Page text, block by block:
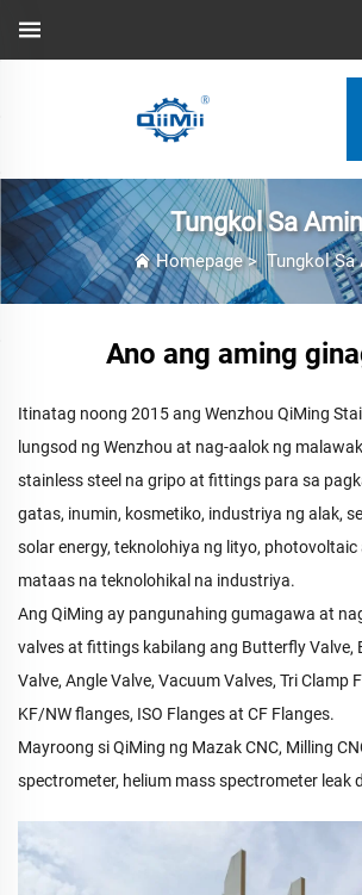
Tungkol Sa Amin
Homepage>Tungkol Sa
Ano ang aming
Itinatag noong 2015 ang Wenzhou QiMing
lungsod ng Wenzhou at nag-aalok ng
stainless steel na gripo at fittings para sa
gatas, inumin, kosmetiko, industriya ng alak,
solar energy, teknolohiya ng lityo,
mataas na teknolohikal na industriya.
Ang QiMing ay pangunahing gumagawa at
valves at fittings kabilang ang Butterfly Valve,
Valve, Angle Valve, Vacuum Valves, Tri Clamp
KF/NW flanges, ISO Flanges at CF Flanges.
Mayroong si QiMing ng Mazak CNC, Milling
spectrometer, helium mass spectrometer leak